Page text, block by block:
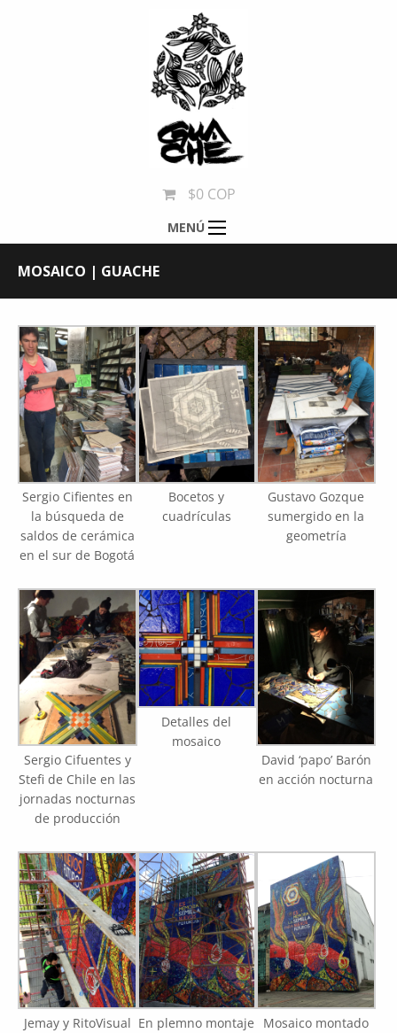
$0 COP
MENÚ
MOSAICO | GUACHE
Sergio Cifientes en
la búsqueda de
saldos de cerámica
en el sur de Bogotá
Bocetos y
cuadrículas
Gustavo Gozque
sumergido en la
geometría
Sergio Cifuentes y
Stefi de Chile en las
jornadas nocturnas
de producción
Detalles del
mosaico
David ‘papo’ Barón
en acción nocturna
Jemay y RitoVisual En plemno montaje
Mosaico montado